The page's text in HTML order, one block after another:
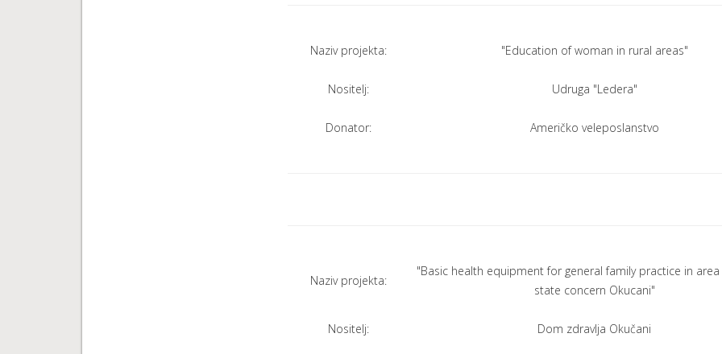
Naziv projekta: "Education of woman in rural areas"
Nositelj: Udruga "Ledera"
Donator: Američko veleposlanstvo
Naziv projekta:
"Basic health equipment for general family practice in
state concern Okucani"
Nositelj: Dom zdravlja Okučani